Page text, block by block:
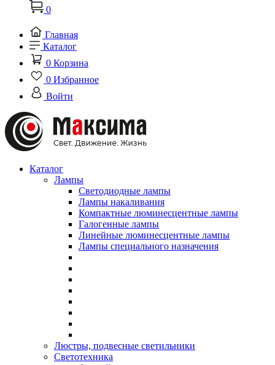
0
Главная
Каталог
0 Корзина
0 Избранное
Войти
Каталог
Лампы
Светодиодные лампы
Лампы накаливания
Компактные люминесцентные лампы
Галогенные лампы
Линейные люминесцентные лампы
Лампы специального назначения
Люстры, подвесные светильники
Светотехника